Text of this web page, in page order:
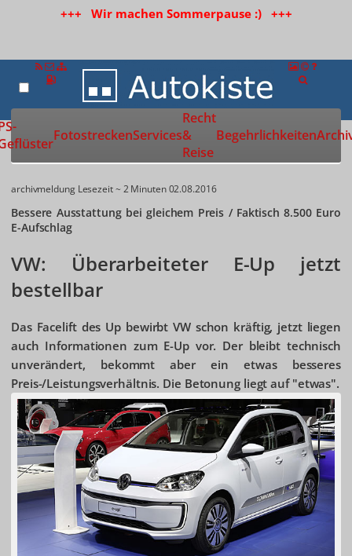
+++ Wir machen Sommerpause :) +++
Zur Startseite
FotostreckenServices
Recht
&
Reise
Begehrlichkeiten
archivmeldung Lesezeit ~ 2 Minuten02.08.2016
Bessere Ausstattung bei gleichem Preis / Faktisch 8.500 Euro
E-Aufschlag
VW: Überarbeiteter E-Up jetzt
bestellbar
Das Facelift des Up bewirbt VW schon kräftig, jetzt liegen
auch Informationen zum E-Up vor. Der bleibt technisch
unverändert, bekommt aber ein etwas besseres
Preis-/Leistungsverhältnis. Die Betonung liegt auf "etwas".